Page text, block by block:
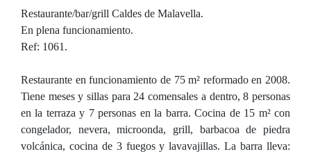
Restaurante/bar/grill Caldes de Malavella.
En plena funcionamiento.
Ref: 1061.
Restaurante en funcionamiento de 75 m² reformado en 2008.
Tiene meses y sillas para 24 comensales a dentro, 8 personas
en la terraza y 7 personas en la barra. Cocina de 15 m² con
congelador, nevera, microonda, grill, barbacoa de piedra
volcánica, cocina de 3 fuegos y lavavajillas. La barra lleva: